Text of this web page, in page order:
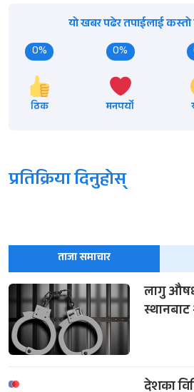
यो खबर पढेर तपाईलाई
0%
ठिक
0%
मनपर्यो
प्रतिक्रिया दिनुहोस्
ताजा समाचार
लागु
स्थानबाट